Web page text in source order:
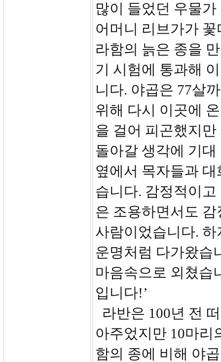
많이 들었던 우물
어머니 리브가가
라함의 늙은 종을
기 시험에 통과해
니다. 야곱은 77살
위해 다시 이곳에
을 걸어 피곤했지
돌아갈 생각에 기
옆에서 목자들과
습니다. 감정적이
은 조용하면서도
사람이었습니다.
운명처럼 다가왔습
마음속으로 외쳤습
입니다!’
라반은 100년 전
아주었지만 10마리
함의 종에 비해 야